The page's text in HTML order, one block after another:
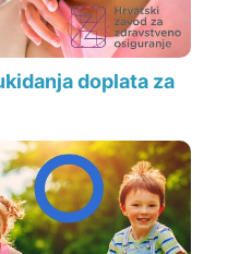
doplata za